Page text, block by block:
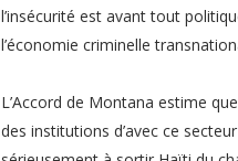
l’insécurité est avant tout
l’économie criminelle
L’Accord de Montana estime
des institutions d’avec ce